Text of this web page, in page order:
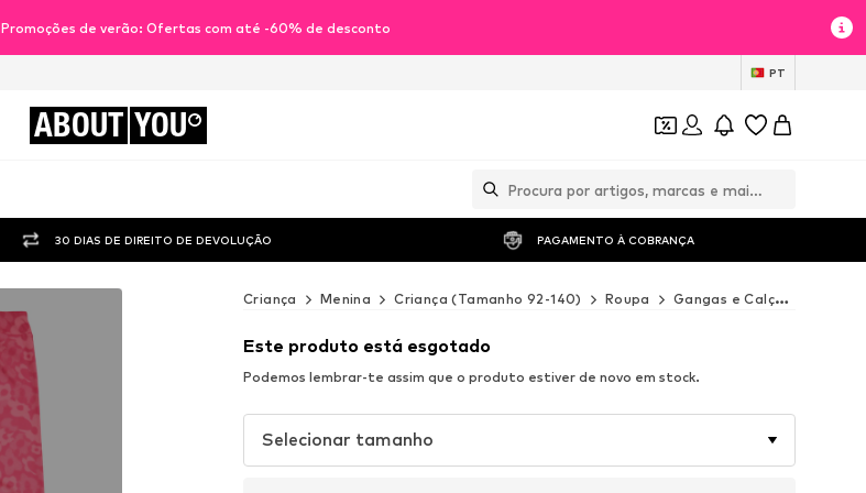
Promoções de verão: Ofertas com até -60% de desconto
PT
ABOUT YOU
30 DIAS DE DIREITO DE DEVOLUÇÃO PAGAMENTO À COBRANÇA
Criança Menina Criança (Tamanho 92-140) Roupa Gangas e Calças
Este produto está esgotado
Podemos lembrar-te assim que o produto estiver de novo em stock.
Selecionar tamanho